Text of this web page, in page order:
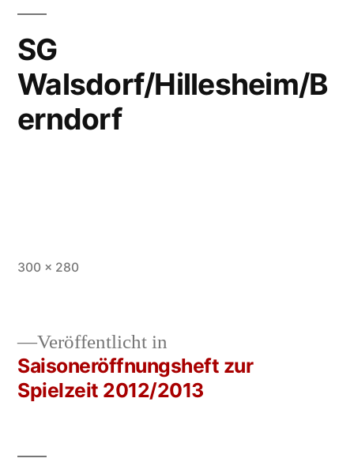
SG
Walsdorf/Hillesheim/B
erndorf
Vollständige
300 × 280
Beitrags-
Veröffentlicht in
Saisoneröffnungsheft zur
Spielzeit 2012/2013